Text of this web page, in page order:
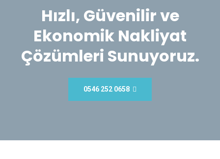
Hızlı, Güvenilir ve
Ekonomik Nakliyat
Çözümleri Sunuyoruz.
0546 252 0658